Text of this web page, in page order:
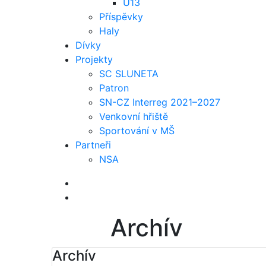
U13
Příspěvky
Haly
Dívky
Projekty
SC SLUNETA
Patron
SN-CZ Interreg 2021–2027
Venkovní hřiště
Sportování v MŠ
Partneři
NSA
Archív
Archív